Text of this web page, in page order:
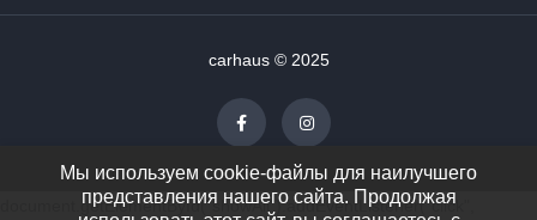
carhaus © 2025
Мы используем cookie-файлы для наилучшего
представления нашего сайта. Продолжая
document.getElementById("showAll").addEventListener("click",